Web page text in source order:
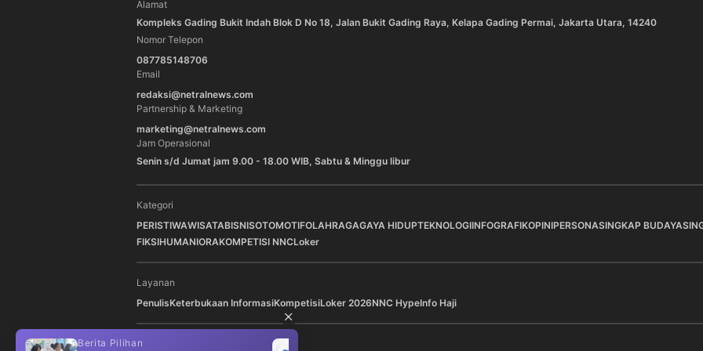
Alamat
Kompleks Gading Bukit Indah Blok D No 18, Jalan Bukit Gading Raya, Kelapa Gading Permai, Jakarta Utara, 14240
Nomor Telepon
087785148706
Email
redaksi@netralnews.com
Partnership & Marketing
marketing@netralnews.com
Jam Operasional
Senin s/d Jumat jam 9.00 - 18.00 WIB, Sabtu & Minggu libur
Kategori
PERISTIWAWISATABISNISOTOMOTIFOLAHRAGAGAYA HIDUPTEKNOLOGIINFOGRAFIKOPINIPERSONASINGKAP BUDAYA
FIKSIHUMANIORAKOMPETISI NNCLoker
Layanan
PenulisKeterbukaan InformasiKompetisiLoker 2026NNC HypeInfo Haji
Ikuti Kami di
Berita Pilihan